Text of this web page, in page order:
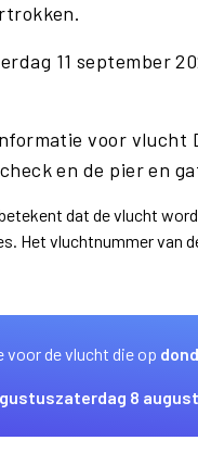
11 september
voor vlucht
en de pier en
dat de vlucht
Het vluchtnummer van
de vlucht die op
zaterdag 8